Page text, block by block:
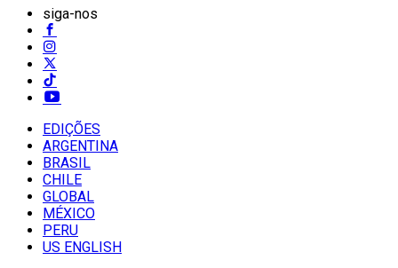
siga-nos
EDIÇÕES
ARGENTINA
BRASIL
CHILE
GLOBAL
MÉXICO
PERU
US ENGLISH